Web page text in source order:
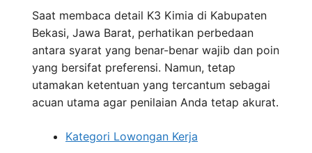
Saat membaca detail K3 Kimia di Kabupaten
Bekasi, Jawa Barat, perhatikan perbedaan
antara syarat yang benar-benar wajib dan poin
yang bersifat preferensi. Namun, tetap
utamakan ketentuan yang tercantum sebagai
acuan utama agar penilaian Anda tetap akurat.
Kategori Lowongan Kerja